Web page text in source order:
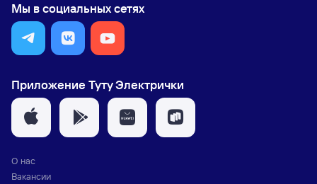
Мы в социальных сетях
Приложение Туту Электрички
О нас
Вакансии